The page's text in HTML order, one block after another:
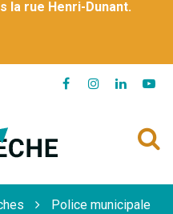
la rue Henri-Dunant.
Lien
Lien
compte
Instagram
Lien
compte
Police municipale